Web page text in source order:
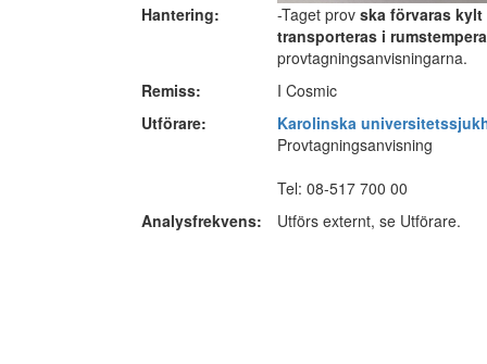
Hantering: -Taget prov ska förvaras kylt
transporteras i
provtagningsanvisningarna.
Remiss:
I Cosmic
Utförare:
Karolinska
Provtagningsanvisning
Tel: 08-517 700 00
Analysfrekvens:
Utförs externt, se Utförare.